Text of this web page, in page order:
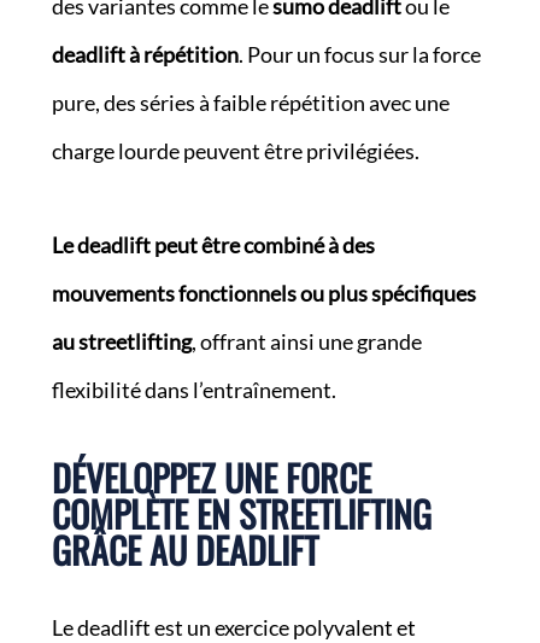
des variantes comme lesumo deadliftou le
deadlift à répétition. Pour un focus sur la force
pure, des séries à faible répétition avec une
charge lourde peuvent être privilégiées.
Le deadlift peut être combiné à des
mouvements fonctionnels ou plus spécifiques
au streetlifting, offrant ainsi une grande
flexibilité dans l’entraînement.
DÉVELOPPEZ UNE FORCE
COMPLÈTE EN STREETLIFTING
GRÂCE AU DEADLIFT
Le deadlift est un exercice polyvalent et